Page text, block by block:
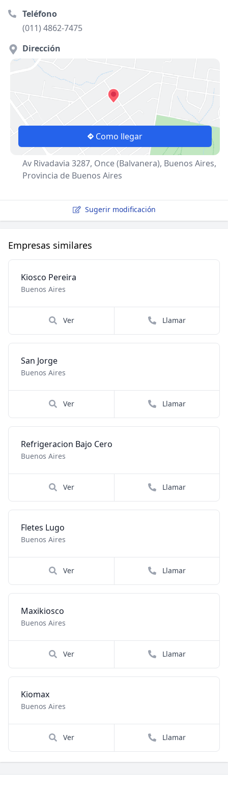
Teléfono
(011) 4862-7475
Dirección
Como llegar
Av Rivadavia 3287, Once (Balvanera), Buenos Aires,
Provincia de Buenos Aires
Sugerir modificación
Empresas similares
Kiosco Pereira
Buenos Aires
Ver Llamar
San Jorge
Buenos Aires
Ver Llamar
Refrigeracion Bajo Cero
Buenos Aires
Ver Llamar
Fletes Lugo
Buenos Aires
Ver Llamar
Maxikiosco
Buenos Aires
Ver Llamar
Kiomax
Buenos Aires
Ver Llamar